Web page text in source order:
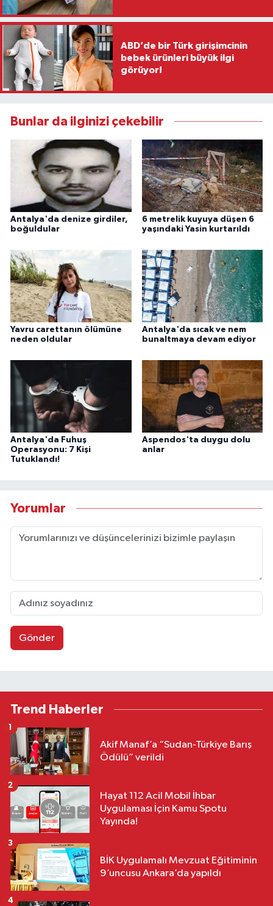
ABD’de bir Türk girişimcinin
bebek ürünleri büyük ilgi
görüyor!
Bunlar da ilginizi çekebilir
Antalya'da denize girdiler,
boğuldular
6 metrelik kuyuya düşen 6
yaşındaki Yasin kurtarıldı
Yavru carettanın ölümüne
neden oldular
Antalya'da sıcak ve nem
bunaltmaya devam ediyor
Antalya'da Fuhuş
Operasyonu: 7 Kişi
Tutuklandı!
Aspendos'ta duygu dolu
anlar
Yorumlar
Gönder
Trend Haberler
Akif Manaf’a “Sudan-Türkiye Barış
Ödülü” verildi
1
Hayat 112 Acil Mobil İhbar
Uygulaması İçin Kamu Spotu
Yayında!
2
BİK Uygulamalı Mevzuat Eğitiminin
9’uncusu Ankara’da yapıldı
3
4